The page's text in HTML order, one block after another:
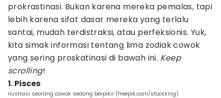
prokrastinasi. Bukan karena mereka pemalas, tapi
lebih karena sifat dasar mereka yang terlalu
santai, mudah terdistraksi, atau perfeksionis. Yuk,
kita simak informasi tentang lima zodiak cowok
yang sering proskatinasi di bawah ini. Keep
scrolling!
1. Pisces
ilustrasi seorang cowok sedang berpikir (freepik.com/stockking)